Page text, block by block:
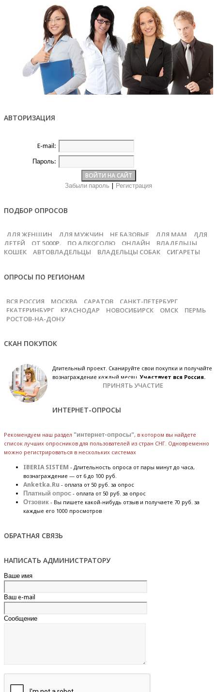
АВТОРИЗАЦИЯ
E-mail:
Пароль:
Забыли пароль Регистрация
ПОДБОР ОПРОСОВ
ДЛЯ ЖЕНЩИН ДЛЯ МУЖЧИН НЕ БАЗОВЫЕ ДЛЯ МАМ
ДЛЯ
ДЕТЕЙ
ОТ 5000Р. ПО АЛКОГОЛЮ ОНЛАЙН
ВЛАДЕЛЬЦЫ
КОШЕК
АВТОВЛАДЕЛЬЦЫ ВЛАДЕЛЬЦЫ СОБАК СИГАРЕТЫ
ОПРОСЫ ПО РЕГИОНАМ
ВСЯ РОССИЯ МОСКВА САРАТОВ
САНКТ-ПЕТЕРБУРГ
ЕКАТЕРИНБУРГ
КРАСНОДАР НОВОСИБИРСК ОМСК
ПЕРМЬ
РОСТОВ-НА-ДОНУ
СКАН ПОКУПОК
Длительный проект. Сканируйте свои покупки и получайте
вознаграждение каждый месяц.Участвует вся Россия.
ПРИНЯТЬ УЧАСТИЕ
ИНТЕРНЕТ-ОПРОСЫ
Рекомендуем наш раздел "интернет-опросы", в котором вы найдете
список лучших опросников для пользователей из стран СНГ. Одновременно
можно регистрироваться в нескольких системах
IBERIA SISTEM - Длительность опроса от пары минут до часа,
вознаграждение — от 6 до 100 руб.
Anketka.Ru - оплата от 50 руб. за опрос
Платный опрос - оплата от 50 руб. за опрос
Отзовик - Вы пишете какой-нибудь отзыв и получаете 70 руб. за
каждые его 1000 просмотров
ОБРАТНАЯ СВЯЗЬ
НАПИСАТЬ АДМИНИСТРАТОРУ
Ваше имя
Ваш e-mail
Сообщение